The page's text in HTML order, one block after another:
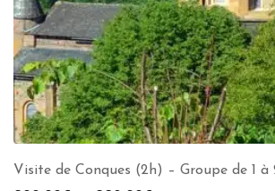
Visite de Conques (2h) – Groupe de 1 à